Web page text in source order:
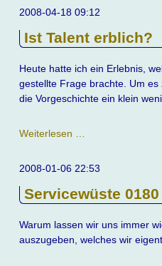
2008-04-18 09:12
Ist Talent erblich?
Heute hatte ich ein Erlebnis,
gestellte Frage brachte. Um
die Vorgeschichte ein klein
Weiterlesen …
erblich?
2008-01-06 22:53
Servicewüste 0180
Warum lassen wir uns immer
auszugeben, welches wir